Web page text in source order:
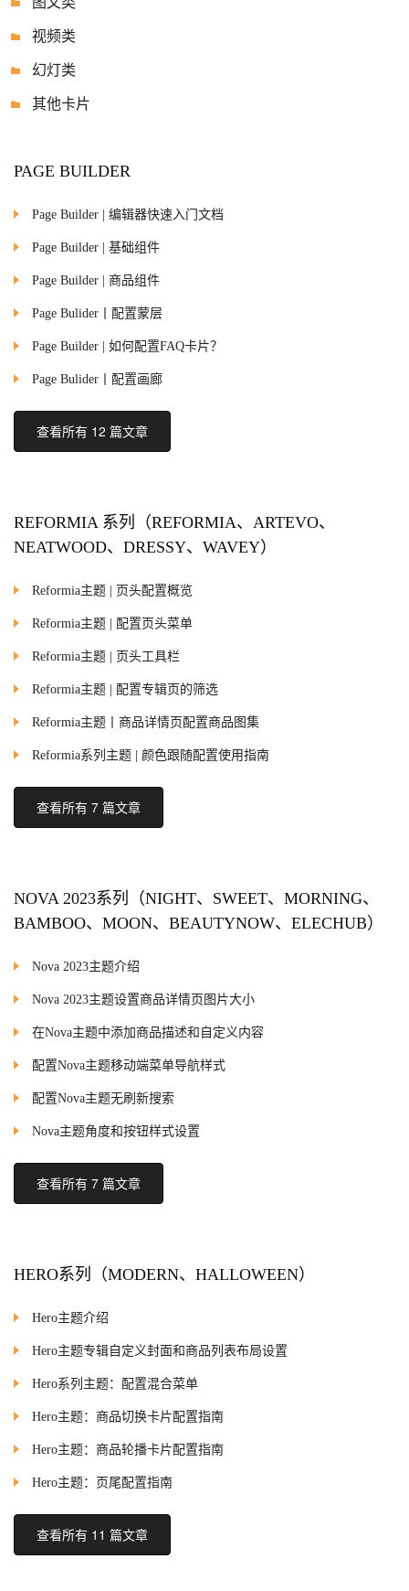
视频类
幻灯类
其他卡片
PAGE BUILDER
Page Builder | 编辑器快速入门文档
Page Builder | 基础组件
Page Builder | 商品组件
Page Bulider丨配置蒙层
Page Builder | 如何配置FAQ卡片？
Page Bulider丨配置画廊
查看所有 12 篇文章
REFORMIA 系列（REFORMIA、ARTEVO、
NEATWOOD、DRESSY、WAVEY）
Reformia主题 | 页头配置概览
Reformia主题 | 配置页头菜单
Reformia主题 | 页头工具栏
Reformia主题 | 配置专辑页的筛选
Reformia主题丨商品详情页配置商品图集
Reformia系列主题 | 颜色跟随配置使用指南
查看所有 7 篇文章
NOVA 2023系列（NIGHT、SWEET、MORNING、
BAMBOO、MOON、BEAUTYNOW、ELECHUB）
Nova 2023主题介绍
Nova 2023主题设置商品详情页图片大小
在Nova主题中添加商品描述和自定义内容
配置Nova主题移动端菜单导航样式
配置Nova主题无刷新搜索
Nova主题角度和按钮样式设置
查看所有 7 篇文章
HERO系列（MODERN、HALLOWEEN）
Hero主题介绍
Hero主题专辑自定义封面和商品列表布局设置
Hero系列主题：配置混合菜单
Hero主题：商品切换卡片配置指南
Hero主题：商品轮播卡片配置指南
Hero主题：页尾配置指南
查看所有 11 篇文章